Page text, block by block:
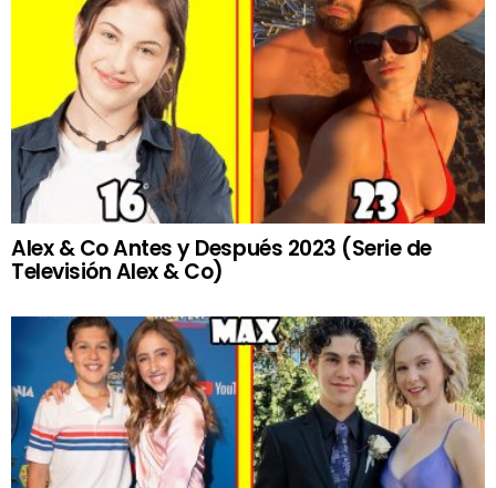
Alex & Co Antes y Después 2023 (Serie de
Televisión Alex & Co)